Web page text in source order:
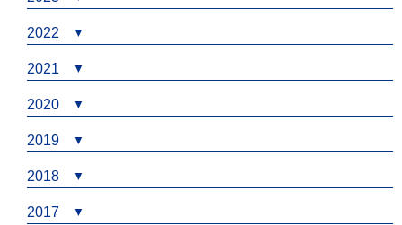
2022
2021
2020
2019
2018
2017